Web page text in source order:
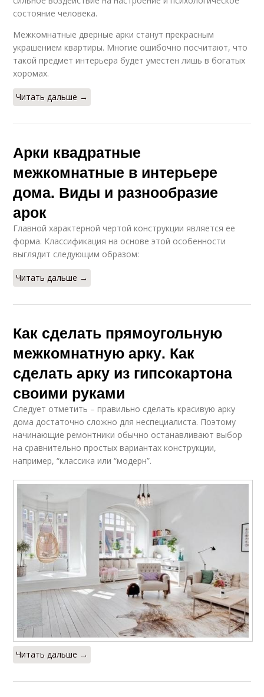
состояние человека.
Межкомнатные дверные арки станут прекрасным
украшением квартиры. Многие ошибочно посчитают, что
такой предмет интерьера будет уместен лишь в богатых
хоромах.
Читать дальше →
Арки квадратные
межкомнатные в интерьере
дома. Виды и разнообразие
арок
Главной характерной чертой конструкции является ее
форма. Классификация на основе этой особенности
выглядит следующим образом:
Читать дальше →
Как сделать прямоугольную
межкомнатную арку. Как
сделать арку из гипсокартона
своими руками
Следует отметить – правильно сделать красивую арку
дома достаточно сложно для неспециалиста. Поэтому
начинающие ремонтники обычно останавливают выбор
на сравнительно простых вариантах конструкции,
например, “классика или “модерн”.
Читать дальше →